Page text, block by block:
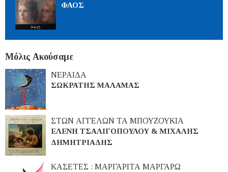
ΦΑΟΣ
Μόλις Ακούσαμε
ΝΕΡΑΙΔΑ
ΣΩΚΡΑΤΗΣ ΜΑΛΑΜΑΣ
ΣΤΩΝ ΑΓΓΕΛΩΝ ΤΑ ΜΠΟΥΖΟΥΚΙΑ
ΕΛΕΝΗ ΤΣΑΛΙΓΟΠΟΥΛΟΥ & ΜΙΧΑΛΗΣ
ΔΗΜΗΤΡΙΑΔΗΣ
ΚΑΣΕΤΕΣ : ΜΑΡΓΑΡΙΤΑ ΜΑΡΓΑΡΩ